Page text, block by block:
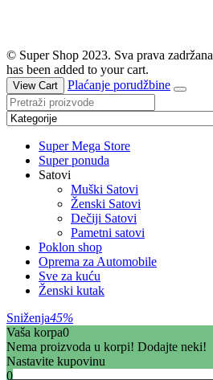
© Super Shop 2023. Sva prava zadržana
has been added to your cart.
View Cart Plaćanje porudžbine
Super Mega Store
Super ponuda
Satovi
Muški Satovi
Ženski Satovi
Dečiji Satovi
Pametni satovi
Poklon shop
Oprema za Automobile
Sve za kuću
Ženski kutak
Sniženja45%
Vaša korpa0
Nema proizvoda u korpi! Dodajte neki!
Nastavite kupovinu
0